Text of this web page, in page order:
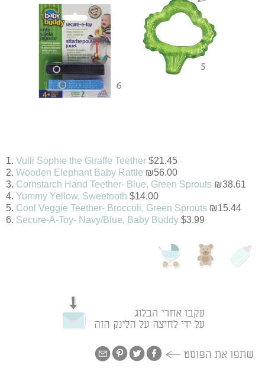
1. Vulli Sophie the Giraffe Teether $21.45
2. Wooden Elephant Baby Rattle ₪56.00
3. Cornstarch Hand Teether- Blue, Green Sprouts ₪38.61
4. Yummy Yellow, Sweetooth $14.00
5. Cool Veggie Teether- Broccoli, Green Sprouts ₪15.44
6. Secure-A-Toy- Navy/Blue, Baby Buddy $3.99